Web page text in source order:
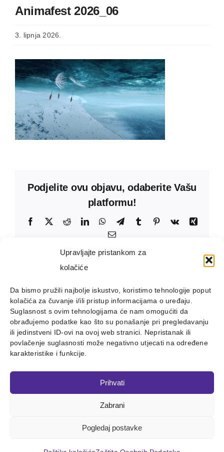
Upravljajte pristankom za
kolačiće
Da bismo pružili najbolje iskustvo, koristimo tehnologije poput
kolačića za čuvanje i/ili pristup informacijama o uređaju.
Suglasnost s ovim tehnologijama će nam omogućiti da
obrađujemo podatke kao što su ponašanje pri pregledavanju
ili jedinstveni ID-ovi na ovoj web stranici. Nepristanak ili
povlačenje suglasnosti može negativno utjecati na određene
karakteristike i funkcije.
Prihvati
Zabrani
Pogledaj postavke
Animafest 2026_06
3. lipnja 2026.
Podjelite ovu objavu, odaberite Vašu
platformu!
Facebook
X RedditLinkedInWhatsApp
TelegramTumblr Pinterest
Vk
Xing
Email:
| All Rights Reserved | Powered by
Facebook
X InstagramPinterest